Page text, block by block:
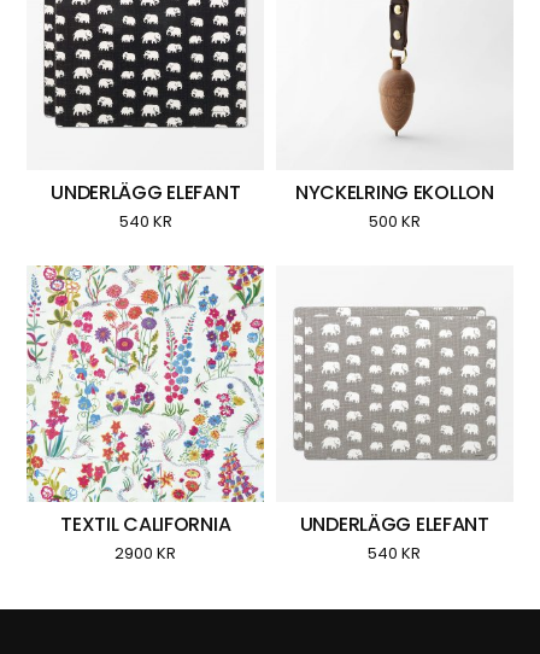
UNDERLÄGG ELEFANT
540 KR
NYCKELRING EKOLLON
500 KR
TEXTIL CALIFORNIA
2900KR
UNDERLÄGG ELEFANT
540KR